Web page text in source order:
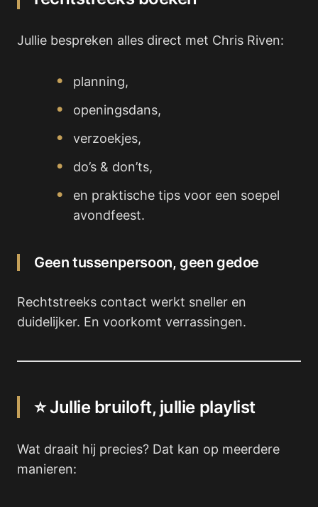
Jullie bespreken alles direct met Chris Riven:
planning,
openingsdans,
verzoekjes,
do’s & don’ts,
en praktische tips voor een soepel
avondfeest.
Geen tussenpersoon, geen gedoe
Rechtstreeks contact werkt sneller en
duidelijker. En voorkomt verrassingen.
⭐ Jullie bruiloft, jullie playlist
Wat draait hij precies? Dat kan op meerdere
manieren: